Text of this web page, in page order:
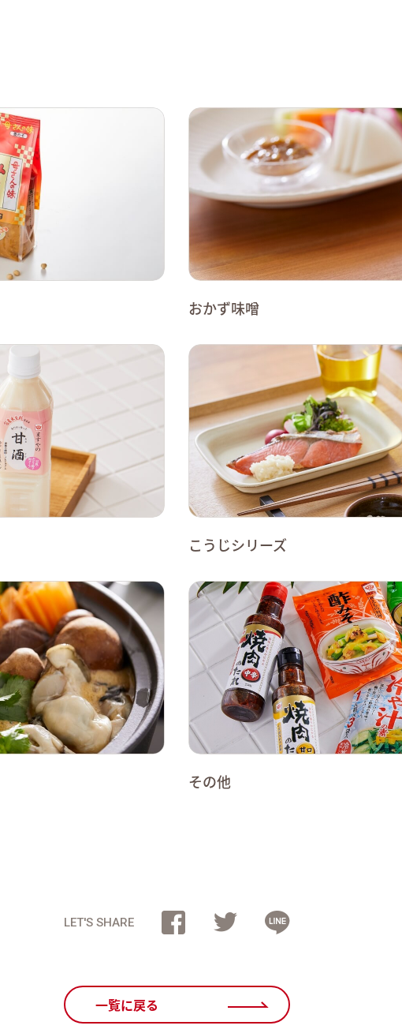
おかず味噌
こうじシリーズ
その他
LET'S SHARE
一覧に戻る